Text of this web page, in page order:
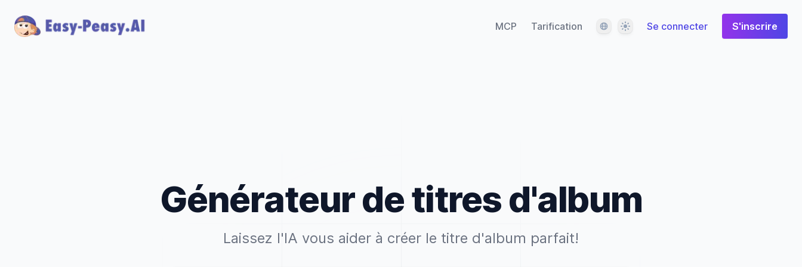
MCP Tarification LangueThèmeSe connecter S'inscrire
Générateur de titres d'album
Laissez l'IA vous aider à créer le titre d'album parfait!